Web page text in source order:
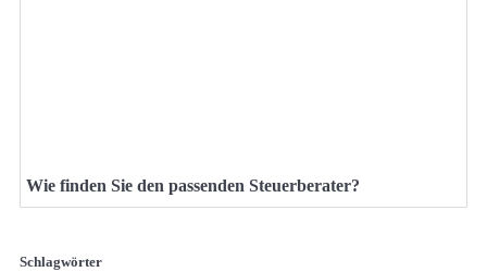
Wie finden Sie den passenden Steuerberater?
Schlagwörter